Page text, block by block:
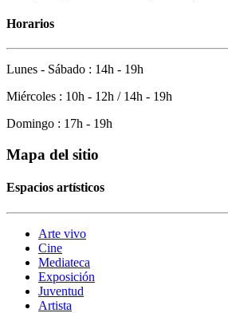
Horarios
Lunes - Sábado : 14h - 19h
Miércoles : 10h - 12h / 14h - 19h
Domingo : 17h - 19h
Mapa del sitio
Espacios artísticos
Arte vivo
Cine
Mediateca
Exposición
Juventud
Artista